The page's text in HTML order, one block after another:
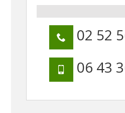
02 52
06 43